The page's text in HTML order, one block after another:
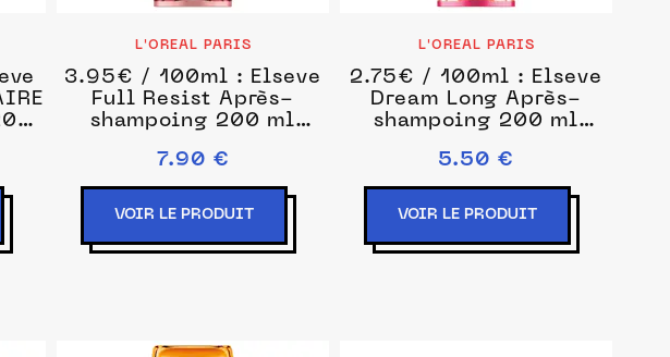
L'OREAL PARIS
3.95€ / 100ml : Elseve
Full Resist Après-
shampoing 200 ml
7.90 €
VOIR LE PRODUIT
L'OREAL PARIS
2.75€ / 100ml : Elseve
Dream Long Après-
shampoing 200 ml
5.50 €
VOIR LE PRODUIT